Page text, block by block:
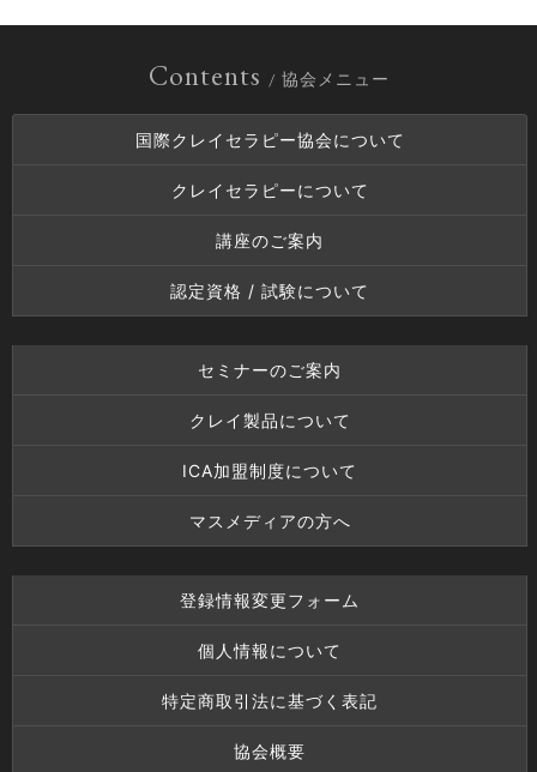
Contents / 協会メニュー
国際クレイセラピー協会について
クレイセラピーについて
講座のご案内
認定資格 / 試験について
セミナーのご案内
クレイ製品について
ICA加盟制度について
マスメディアの方へ
登録情報変更フォーム
個人情報について
特定商取引法に基づく表記
協会概要